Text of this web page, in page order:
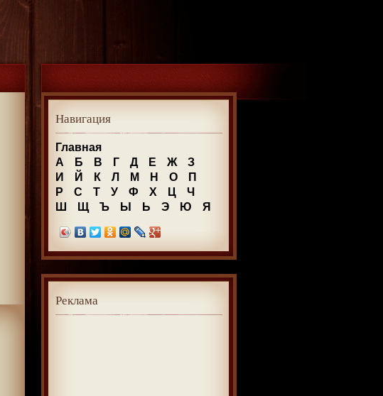
Навигация
Главная
А
Б В Г Д Е Ж
З
И
Й К Л М Н О
П
Р
С Т У Ф Х Ц
Ч
Ш
Щ Ъ Ы Ь Э Ю Я
Реклама